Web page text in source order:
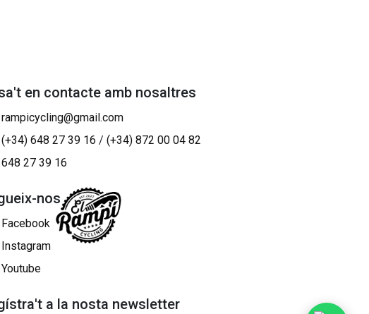
en contacte amb nosaltres
rampicycling@gmail.com
(+34) 648 27 39 16 / (+34) 872 00 04 82
648 27 39 16
nos
Facebook
Instagram
Youtube
a la nosta newsletter